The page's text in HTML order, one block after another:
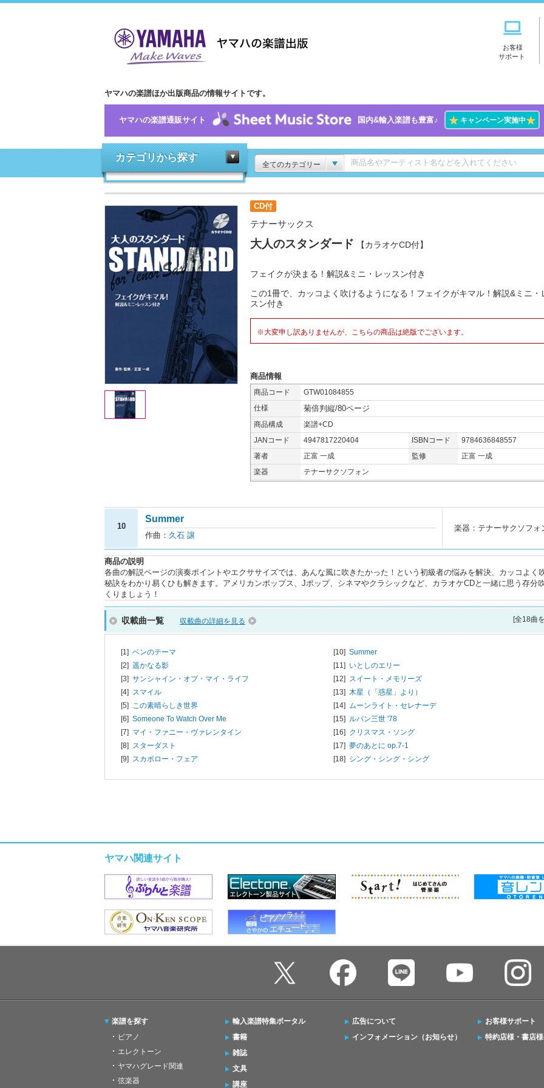
お客様
サポート
ヤマハの楽譜ほか出版商品の情報サイトです。
ヤマハの楽譜通販サイト 国内&輸入楽譜も豊富♪ ★キャンペーン実施中★
カテゴリから探す
全てのカテゴリー
CD付
テナーサックス
大人のスタンダード 【カラオケCD付】
フェイクが決まる！解説&ミニ・レッスン付き
この1冊で、カッコよく吹けるようになる！フェイクがキマル！解説&ミニ・
スン付き
※大変申し訳ありませんが、こちらの商品は絶版でございます。
商品情報
商品コード
GTW01084855
仕様
菊倍判縦/80ページ
商品構成
楽譜+CD
JANコード
4947817220404 ISBNコード
9784636848557
著者
正富 一成 監修
正富 一成
楽器
テナーサクソフォン
10
Summer
作曲： 久石 譲
楽器：テナーサクソフォ
商品の説明
各曲の解説ページの演奏ポイントやエクササイズでは、あんな風に吹きたかった！という初級者の悩みを解決、カッコよく
秘訣をわかり易くひも解きます。アメリカンポップス、Jポップ、シネマやクラシックなど、カラオケCDと一緒に思う存分
くりましょう！
収載曲一覧 収載曲の詳細を見る [全18曲
[1] ベンのテーマ
[2] 遥かなる影
[3] サンシャイン・オブ・マイ・ライフ
[4] スマイル
[5] この素晴らしき世界
[6] Someone To Watch Over Me
[7] マイ・ファニー・ヴァレンタイン
[8] スターダスト
[9] スカボロー・フェア
[10] Summer
[11] いとしのエリー
[12] スイート・メモリーズ
[13] 木星（「惑星」より）
[14] ムーンライト・セレナーデ
[15] ルパン三世 '78
[16] クリスマス・ソング
[17] 夢のあとに op.7-1
[18] シング・シング・シング
ヤマハ関連サイト
楽譜を探す
ピアノ
エレクトーン
ヤマハグレード関連
弦楽器
輸入楽譜特集ポータル
書籍
雑誌
文具
講座
広告について
インフォメーション（お知らせ）
お客様サポート
特約店様・書店